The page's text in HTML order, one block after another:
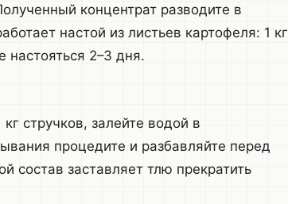
концентрат разводите в
настой из листьев картофеля: 1 кг
настояться 2–3 дня.
стручков, залейте водой в
процедите и разбавляйте перед
состав заставляет тлю прекратить